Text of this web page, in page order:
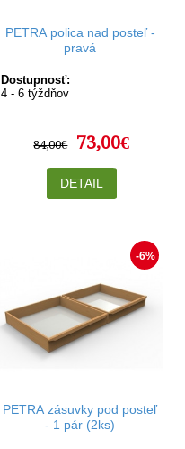
PETRA polica nad posteľ -
pravá
Dostupnosť:
4 - 6 týždňov
84,00€ 73,00€
DETAIL
-6%
PETRA zásuvky pod posteľ
- 1 pár (2ks)